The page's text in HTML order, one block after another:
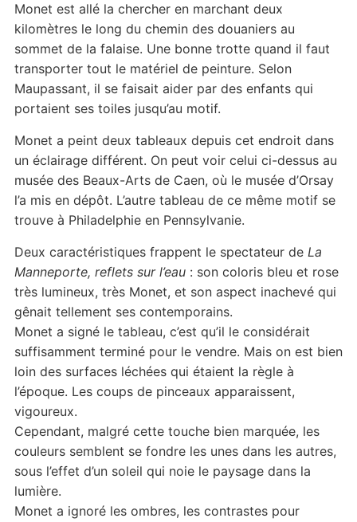
Monet est allé la chercher en marchant deux
kilomètres le long du chemin des douaniers au
sommet de la falaise. Une bonne trotte quand il faut
transporter tout le matériel de peinture. Selon
Maupassant, il se faisait aider par des enfants qui
portaient ses toiles jusqu’au motif.
Monet a peint deux tableaux depuis cet endroit dans
un éclairage différent. On peut voir celui ci-dessus au
musée des Beaux-Arts de Caen, où le musée d’Orsay
l’a mis en dépôt. L’autre tableau de ce même motif se
trouve à Philadelphie en Pennsylvanie.
Deux caractéristiques frappent le spectateur de La
Manneporte, reflets sur l’eau: son coloris bleu et rose
très lumineux, très Monet, et son aspect inachevé qui
gênait tellement ses contemporains.
Monet a signé le tableau, c’est qu’il le considérait
suffisamment terminé pour le vendre. Mais on est bien
loin des surfaces léchées qui étaient la règle à
l’époque. Les coups de pinceaux apparaissent,
vigoureux.
Cependant, malgré cette touche bien marquée, les
couleurs semblent se fondre les unes dans les autres,
sous l’effet d’un soleil qui noie le paysage dans la
lumière.
Monet a ignoré les ombres, les contrastes pour